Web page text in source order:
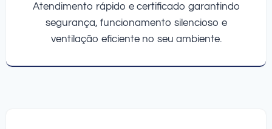
Atendimento rápido e certificado garantindo
segurança, funcionamento silencioso e
ventilação eficiente no seu ambiente.